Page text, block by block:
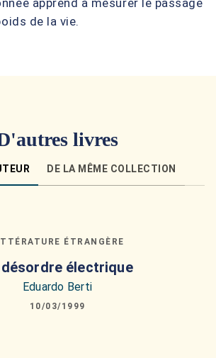
apprend à mesurer le passage
de la vie.
livres
DE LA MÊME COLLECTION
ÉTRANGÈRE
désordre électrique
Eduardo Berti
10/03/1999